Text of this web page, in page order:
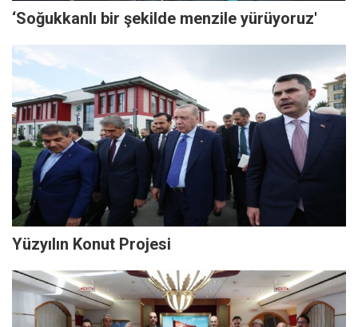
‘Soğukkanlı bir şekilde menzile yürüyoruz'
Yüzyılın Konut Projesi